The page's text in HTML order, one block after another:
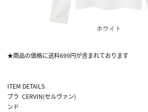
★商品の価格に送料699円が含まれております
ITEM DETAILS
ブラ
ンド
CERVIN(セルヴァン)